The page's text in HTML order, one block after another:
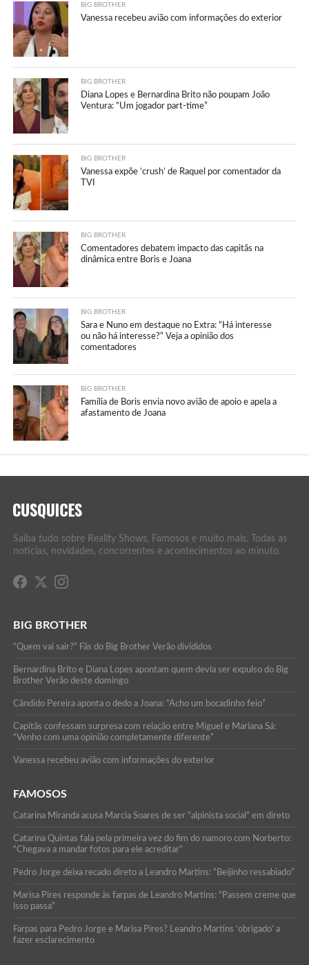
BIG BROTHER
Vanessa recebeu avião com informações do exterior
BIG BROTHER
Diana Lopes e Bernardina Brito não poupam João
Ventura: “Um jogador part-time”
BIG BROTHER
Vanessa expõe ‘crush’ de Raquel por comentador da
TVI
BIG BROTHER
Comentadores debatem impacto das capitãs na
dinâmica entre Boris e Joana
BIG BROTHER
Sara e Nuno em destaque no Extra: “Há interesse
ou não há interesse?” Veja a opinião dos
comentadores
BIG BROTHER
Família de Boris envia novo avião de apoio e apela a
afastamento de Joana
Saiba tudo sobre Reality Shows, Famosos e muito mais. Todas as
notícias, novidades, concorrentes e acontecimentos ao minuto.
BIG BROTHER
“Quem vai sair?” Fãs do Big Brother Verão divididos
Bernardina Brito e Diana Lopes apontam quem devia ser expulso do Big
Brother Verão deste domingo
Cândido Pereira aponta o dedo a Joana: “Acho um bocadinho feio”
Capitãs confessam surpresa com relação entre Miguel e Mariana Sá:
“Venho com uma opinião completamente diferente”
Vanessa recebeu avião com informações do exterior
FAMOSOS
Catarina Miranda acusa Marcia Soares de ser “alpinista social” em direto
Catarina Quintas fala pela primeira vez do fim do namoro com Norberto:
“Chegava a mandar fotos para ele acreditar”
Pedro Jorge deixa recado direto a Leandro Martins: “Beijinho ressabiado”
Marisa Pires responde às farpas de Leandro Martins: “Passem creme que
isso passa”
Farpas para Pedro Jorge e Marisa Pires? Leandro Martins ‘obrigado’ a
fazer esclarecimento